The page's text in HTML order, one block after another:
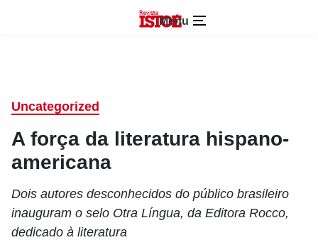
Menu
Uncategorized
A força da literatura hispano-
americana
Dois autores desconhecidos do público brasileiro
inauguram o selo Otra Língua, da Editora Rocco,
dedicado à literatura